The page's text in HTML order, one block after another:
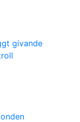
givande